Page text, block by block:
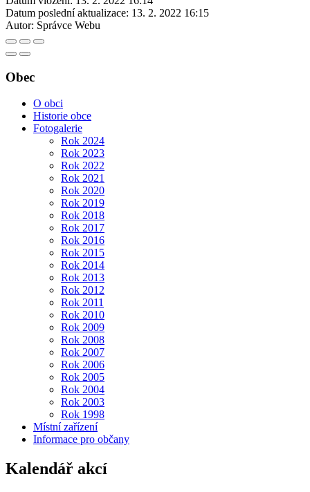
Datum poslední aktualizace: 13. 2. 2022 16:15
Autor: Správce Webu
Obec
O obci
Historie obce
Fotogalerie
Rok 2024
Rok 2023
Rok 2022
Rok 2021
Rok 2020
Rok 2019
Rok 2018
Rok 2017
Rok 2016
Rok 2015
Rok 2014
Rok 2013
Rok 2012
Rok 2011
Rok 2010
Rok 2009
Rok 2008
Rok 2007
Rok 2006
Rok 2005
Rok 2004
Rok 2003
Rok 1998
Místní zařízení
Informace pro občany
Kalendář akcí